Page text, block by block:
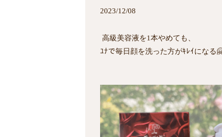
2023/12/08
高級美容液を1本やめても、
ﾕﾅで毎日顔を洗った方がｷﾚｲになる